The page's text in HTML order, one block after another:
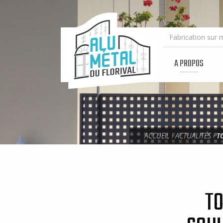
ALU
MÉTAL
DU
FLORIVAL
A PROPOS
ACCUEIL ›ACTUALITÉS›